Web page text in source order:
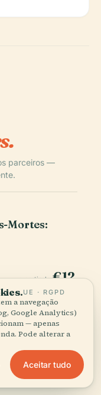
parceiros —
Mortes:
a partir de €12
disponibilidade são
uma comissão
UE · RGPD
a navegação
Google Analytics)
— apenas
Pode alterar a
Aceitar tudo